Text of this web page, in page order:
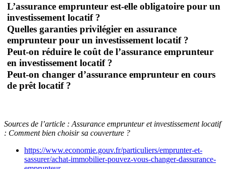
L’assurance emprunteur est-elle obligatoire pour un
investissement locatif ?
Quelles garanties privilégier en assurance
emprunteur pour un investissement locatif ?
Peut-on réduire le coût de l’assurance emprunteur
en investissement locatif ?
Peut-on changer d’assurance emprunteur en cours
de prêt locatif ?
Sources de l’article : Assurance emprunteur et investissement locatif
: Comment bien choisir sa couverture ?
https://www.economie.gouv.fr/particuliers/emprunter-et-
sassurer/achat-immobilier-pouvez-vous-changer-dassurance-